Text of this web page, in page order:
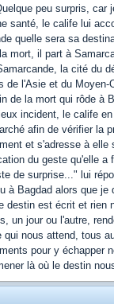
peu surpris, car
santé, le calife lui
quelle sera sa
mort, il part à
la cité du
de l'Asie et du Moyen-
de la mort qui rôde à
incident, le calife
afin de vérifier la
et s'adresse à elle
du geste qu'elle a
de surprise..." lui
à Bagdad alors que je
destin est écrit et rien
un jour ou l'autre,
qui nous attend, tous
pour y échapper
là où le destin